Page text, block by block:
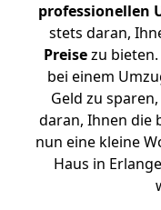
professionellen
stets daran,
Preisezu
bei einem
Geld zu
daran, Ihnen die
nun eine kleine
Haus in